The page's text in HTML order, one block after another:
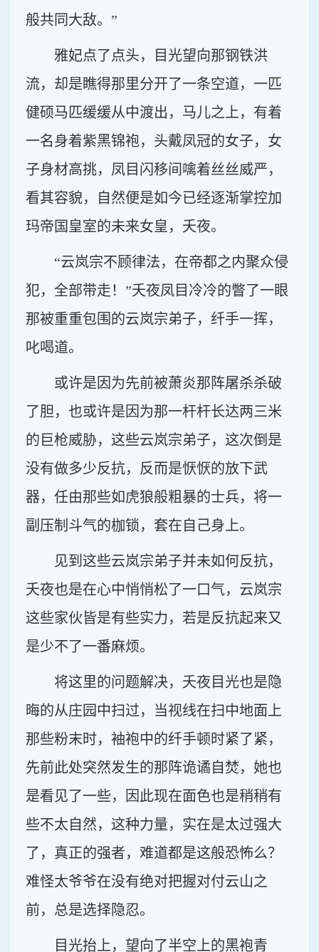
般共同大敌。”
雅妃点了点头，目光望向那钢铁洪
流，却是瞧得那里分开了一条空道，一匹
健硕马匹缓缓从中渡出，马儿之上，有着
一名身着紫黑锦袍，头戴凤冠的女子，女
子身材高挑，凤目闪移间噙着丝丝威严，
看其容貌，自然便是如今已经逐渐掌控加
玛帝国皇室的未来女皇，夭夜。
“云岚宗不顾律法，在帝都之内聚众侵
犯，全部带走！”夭夜凤目冷冷的瞥了一眼
那被重重包围的云岚宗弟子，纤手一挥，
叱喝道。
或许是因为先前被萧炎那阵屠杀杀破
了胆，也或许是因为那一杆杆长达两三米
的巨枪威胁，这些云岚宗弟子，这次倒是
没有做多少反抗，反而是恹恹的放下武
器，任由那些如虎狼般粗暴的士兵，将一
副压制斗气的枷锁，套在自己身上。
见到这些云岚宗弟子并未如何反抗，
夭夜也是在心中悄悄松了一口气，云岚宗
这些家伙皆是有些实力，若是反抗起来又
是少不了一番麻烦。
将这里的问题解决，夭夜目光也是隐
晦的从庄园中扫过，当视线在扫中地面上
那些粉末时，袖袍中的纤手顿时紧了紧，
先前此处突然发生的那阵诡谲自焚，她也
是看见了一些，因此现在面色也是稍稍有
些不太自然，这种力量，实在是太过强大
了，真正的强者，难道都是这般恐怖么？
难怪太爷爷在没有绝对把握对付云山之
前，总是选择隐忍。
目光抬上，望向了半空上的黑袍青